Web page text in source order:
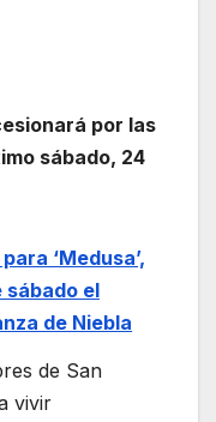
por las
sábado, 24
‘Medusa’,
sábado el
de Niebla
de San
vivir